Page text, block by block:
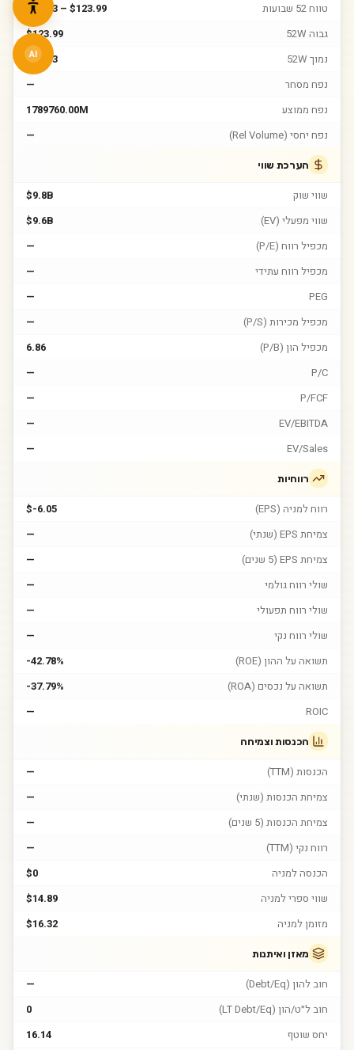
טווח 52 שבועות
$71.13 – $123.99
גבוה 52W
$123.99
נמוך 52W
$71.13
נפח מסחר
—
נפח ממוצע
1789760.00M
נפח יחסי (Rel Volume)
—
הערכת שווי
שווי שוק
$9.8B
שווי מפעלי (EV)
$9.6B
מכפיל רווח (P/E)
—
מכפיל רווח עתידי
—
PEG
—
מכפיל מכירות (P/S)
—
מכפיל הון (P/B)
6.86
P/C
—
P/FCF
—
EV/EBITDA
—
EV/Sales
—
רווחיות
רווח למניה (EPS)
$-6.05
צמיחת EPS (שנתי)
—
צמיחת EPS (5 שנים)
—
שולי רווח גולמי
—
שולי רווח תפעולי
—
שולי רווח נקי
—
תשואה על ההון (ROE)
-42.78%
תשואה על נכסים (ROA)
-37.79%
ROIC
—
הכנסות וצמיחה
הכנסות (TTM)
—
צמיחת הכנסות (שנתי)
—
צמיחת הכנסות (5 שנים)
—
רווח נקי (TTM)
—
הכנסה למניה
$0
שווי ספרי למניה
$14.89
מזומן למניה
$16.32
מאזן ואיתנות
חוב להון (Debt/Eq)
—
חוב ל״ט/הון (LT Debt/Eq)
0
יחס שוטף
16.14
AI